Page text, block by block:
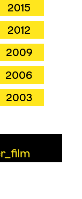
2015
2012
2009
2006
2003